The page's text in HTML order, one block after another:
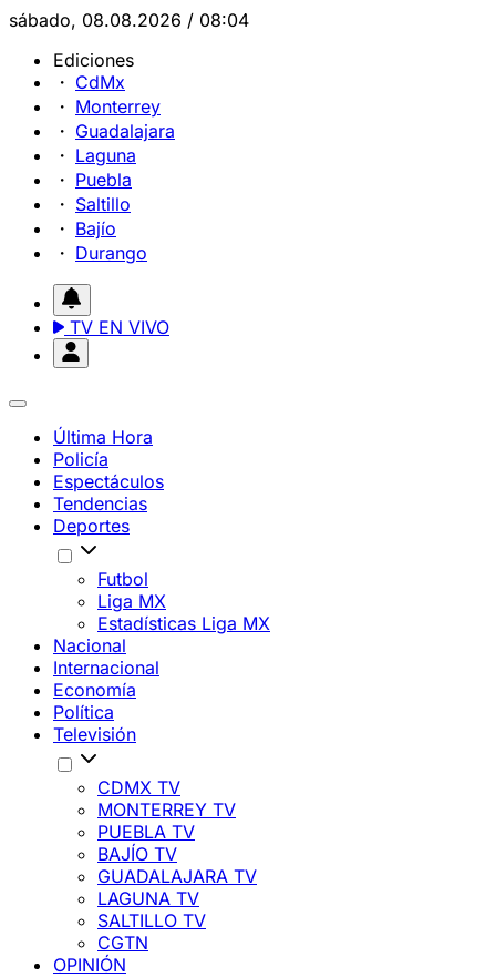
sábado, 08.08.2026 / 08:04
Ediciones
CdMx
Monterrey
Guadalajara
Laguna
Puebla
Saltillo
Bajío
Durango
TV EN VIVO
Última Hora
Policía
Espectáculos
Tendencias
Deportes
Futbol
Liga MX
Estadísticas Liga MX
Nacional
Internacional
Economía
Política
Televisión
CDMX TV
MONTERREY TV
PUEBLA TV
BAJÍO TV
GUADALAJARA TV
LAGUNA TV
SALTILLO TV
CGTN
OPINIÓN